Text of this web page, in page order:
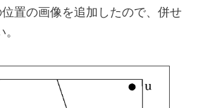
置の画像を追加したので、併せ